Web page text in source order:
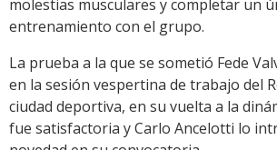
molestias musculares y completar un
entrenamiento con el grupo.
La prueba a la que se sometió Fede
en la sesión vespertina de trabajo del
ciudad deportiva, en su vuelta a la
fue satisfactoria y Carlo Ancelotti lo